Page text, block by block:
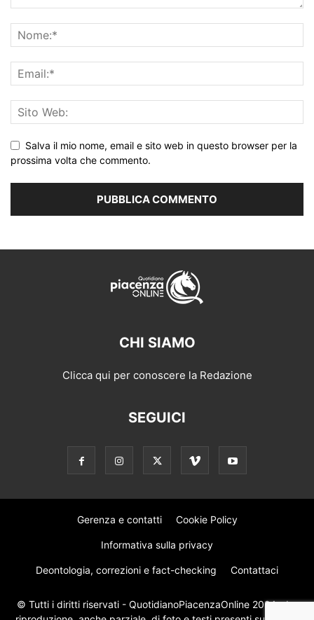
Salva il mio nome, email e sito web in questo browser per la
prossima volta che commento.
CHI SIAMO
Clicca qui per conoscere la Redazione
SEGUICI
Gerenza e contatti Cookie Policy
Informativa sulla privacy
Deontologia, correzioni e fact-checking Contattaci
© Tutti i diritti riservati - QuotidianoPiacenzaOnline 2024 - La